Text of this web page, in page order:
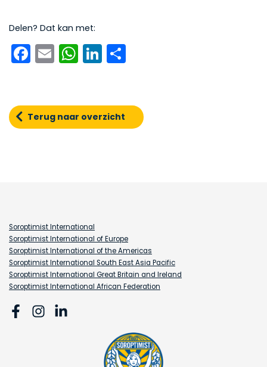
Delen? Dat kan met:
Facebook
EmailWhatsApp
LinkedIn
Terug naar overzicht
Soroptimist International
Soroptimist International of Europe
Soroptimist International of the Americas
Soroptimist International South East Asia Pacific
Soroptimist International Great Britain and Ireland
Soroptimist International African Federation